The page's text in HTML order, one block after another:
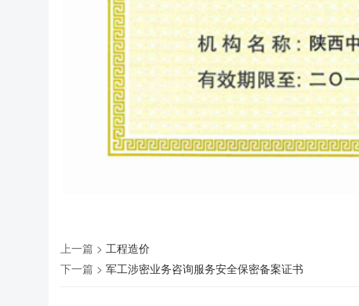
上一篇 > 工程造价
下一篇 > 军工涉密业务咨询服务安全保密备案证书